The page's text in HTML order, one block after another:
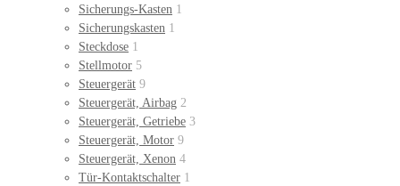
Sicherungs-Kasten 1
Sicherungskasten 1
Steckdose 1
Stellmotor 5
Steuergerät 9
Steuergerät, Airbag 2
Steuergerät, Getriebe 3
Steuergerät, Motor 9
Steuergerät, Xenon 4
Tür-Kontaktschalter 1